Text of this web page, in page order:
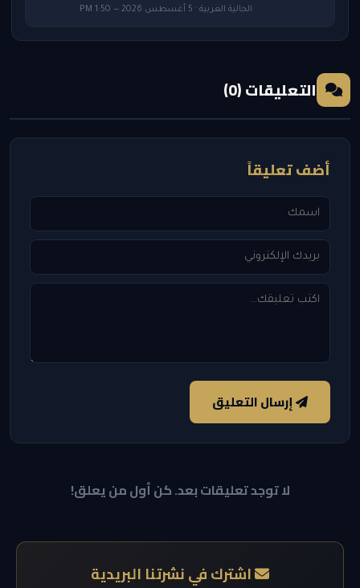
الجالية العربية · 5 أغسطس 2026 — 1:50 PM
التعليقات (0)
أضف تعليقاً
إرسال التعليق
لا توجد تعليقات بعد. كن أول من يعلق!
اشترك في نشرتنا البريدية